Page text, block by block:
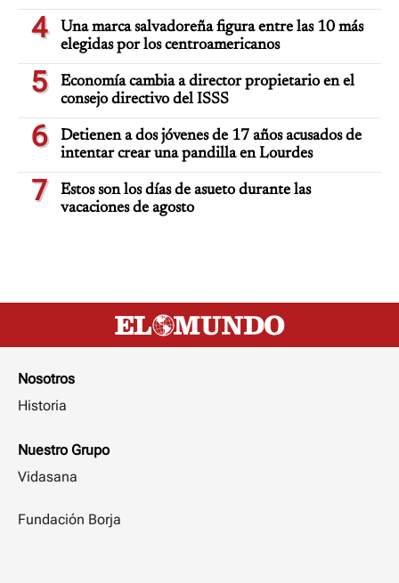
4
Una marca salvadoreña figura entre las 10 más
elegidas por los centroamericanos
5
Economía cambia a director propietario en el
consejo directivo del ISSS
6
Detienen a dos jóvenes de 17 años acusados de
intentar crear una pandilla en Lourdes
7
Estos son los días de asueto durante las
vacaciones de agosto
Nosotros
Historia
Nuestro Grupo
Vidasana
Fundación Borja